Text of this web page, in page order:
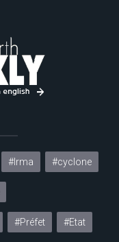
#Irma #cyclone
#Préfet #Etat